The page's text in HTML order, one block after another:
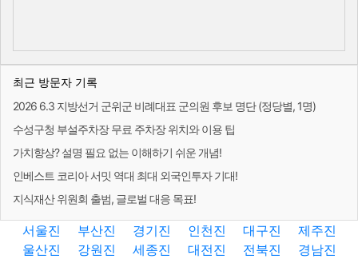
최근 방문자 기록
2026 6.3 지방선거 군위군 비례대표 군의원 후보 명단 (정당별, 1명)
수성구청 부설주차장 무료 주차장 위치와 이용 팁
가치향상? 설명 필요 없는 이해하기 쉬운 개념!
인베스트 코리아 서밋 역대 최대 외국인투자 기대!
지식재산 위원회 출범, 글로벌 대응 목표!
서울진 부산진 경기진 인천진 대구진
제주진
울산진
강원진 세종진 대전진 전북진
경남진